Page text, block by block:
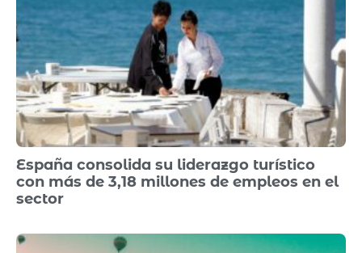
España consolida su liderazgo turístico
con más de 3,18 millones de empleos en el
sector